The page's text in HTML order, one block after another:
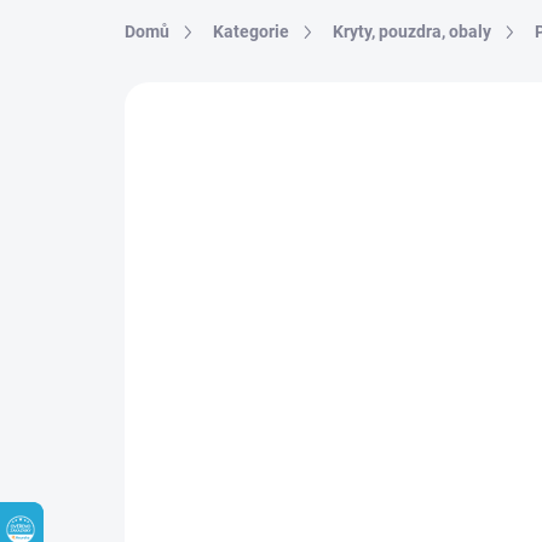
Domů
Kategorie Kryty, pouzdra, obaly